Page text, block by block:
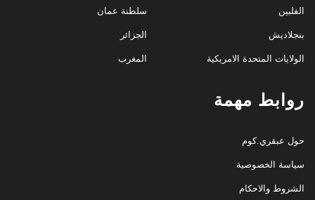
سلطنة عمان
الجزائر
المغرب
الفلبين
بنجلاديش
الولايات المتحدة الامريكية
روابط مهمة
حول عبقري.كوم
سياسة الخصوصية
الشروط والاحكام